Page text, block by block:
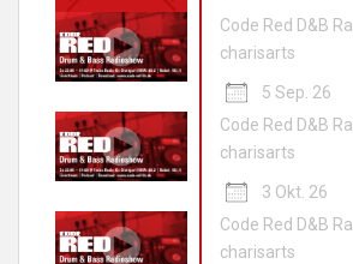
Code Red D&B
charisarts
5 Sep. 26
Code Red D&B
charisarts
3 Okt. 26
Code Red D&B
charisarts